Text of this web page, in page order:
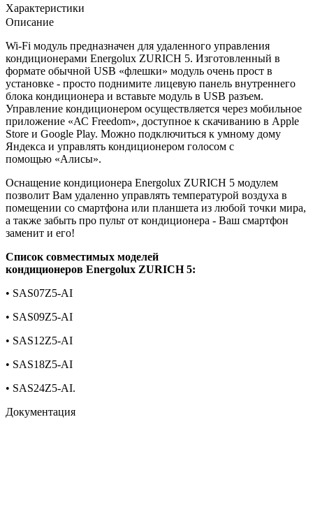
Характеристики
Описание
Wi-Fi модуль предназначен для удаленного управления
кондиционерами Energolux ZURICH 5. Изготовленный в
формате обычной USB «флешки» модуль очень прост в
установке - просто поднимите лицевую панель внутреннего
блока кондиционера и вставьте модуль в USB разъем.
Управление кондиционером осуществляется через мобильное
приложение «АС Freedom», доступное к скачиванию в Apple
Store и Google Play. Можно подключиться к умному дому
Яндекса и управлять кондиционером голосом с
помощью «Алисы».
Оснащение кондиционера Energolux ZURICH 5 модулем
позволит Вам удаленно управлять температурой воздуха в
помещении со смартфона или планшета из любой точки мира,
а также забыть про пульт от кондиционера - Ваш смартфон
заменит и его!
Список совместимых моделей
кондиционеров Energolux ZURICH 5:
• SAS07Z5-AI
• SAS09Z5-AI
• SAS12Z5-AI
• SAS18Z5-AI
• SAS24Z5-AI.
Документация